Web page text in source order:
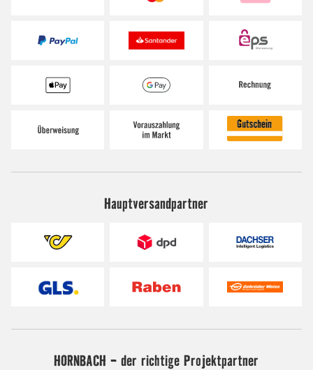
Hauptversandpartner
HORNBACH - der richtige Projektpartner